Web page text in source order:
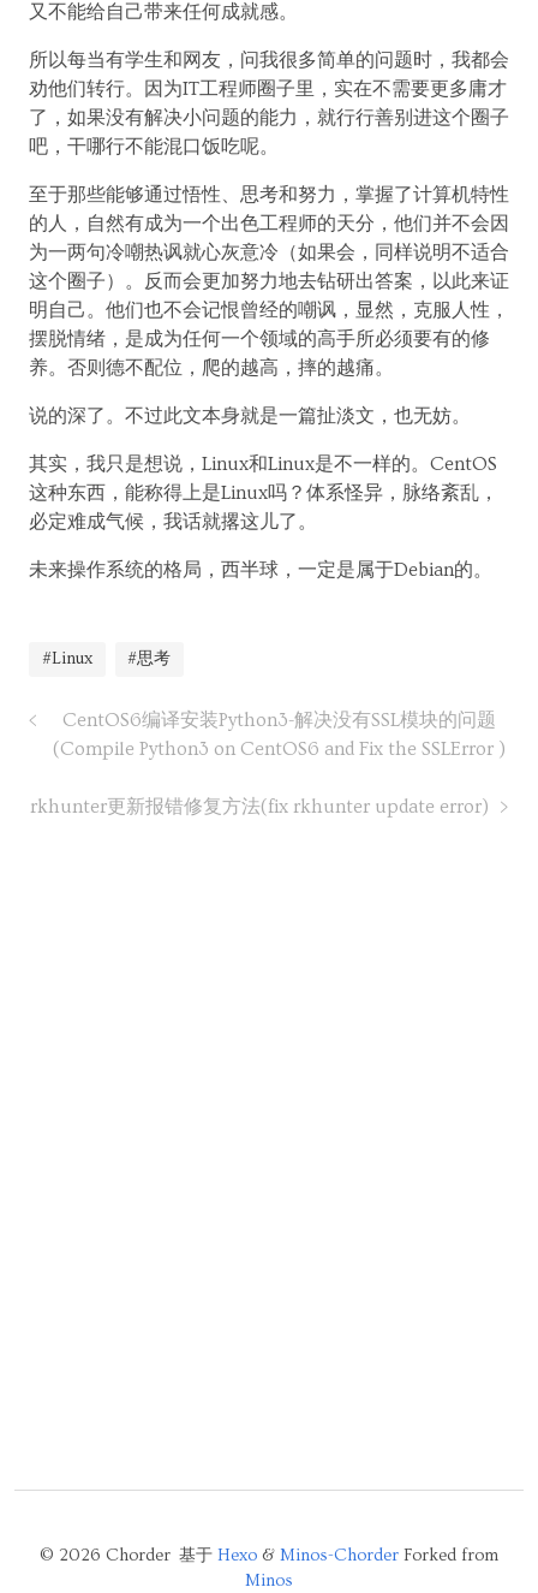
又不能给自己带来任何成就感。
所以每当有学生和网友，问我很多简单的问题时，我都会
劝他们转行。因为IT工程师圈子里，实在不需要更多庸才
了，如果没有解决小问题的能力，就行行善别进这个圈子
吧，干哪行不能混口饭吃呢。
至于那些能够通过悟性、思考和努力，掌握了计算机特性
的人，自然有成为一个出色工程师的天分，他们并不会因
为一两句冷嘲热讽就心灰意冷（如果会，同样说明不适合
这个圈子）。反而会更加努力地去钻研出答案，以此来证
明自己。他们也不会记恨曾经的嘲讽，显然，克服人性，
摆脱情绪，是成为任何一个领域的高手所必须要有的修
养。否则德不配位，爬的越高，摔的越痛。
说的深了。不过此文本身就是一篇扯淡文，也无妨。
其实，我只是想说，Linux和Linux是不一样的。CentOS
这种东西，能称得上是Linux吗？体系怪异，脉络紊乱，
必定难成气候，我话就撂这儿了。
未来操作系统的格局，西半球，一定是属于Debian的。
#Linux #思考
CentOS6编译安装Python3-解决没有SSL模块的问题
(Compile Python3 on CentOS6 and Fix the SSLError )
rkhunter更新报错修复方法(fix rkhunter update error)
© 2026 Chorder 基于 Hexo & Minos-Chorder Forked from
Minos